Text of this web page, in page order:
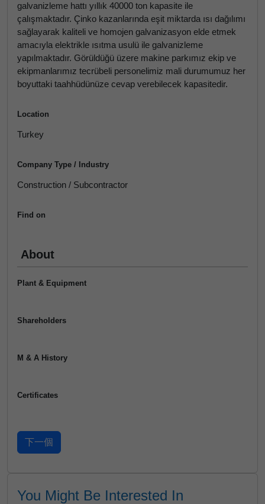
galvanizleme hattı yıllık 40000 ton kapasite ile
çalışmaktadır. Çinko kazanlarında eşit miktarda ısı dağılımı
sağlayarak kaliteli ve homojen galvanizasyon elde etmek
amacıyla elektrikle ısıtma usulü ile galvanizleme
yapılmaktadır. Görüldüğü üzere makine parkımız ekip ve
ekipmanlarımız tecrübeli personelimiz mali durumumuz her
boyuttaki taahhüdünüze cevap verebilecek kapasitedir.
Location
Turkey
Company Type / Industry
Construction / Subcontractor
Find on
About
Plant & Equipment
Shareholders
M & A History
Certificates
You Might Be Interested In